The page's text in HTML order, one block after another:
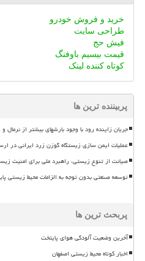
خرید و فروش خودرو
طراحی سایت
فیش حج
قیمت بیسیم باوفنگ
کوتاه کننده لینک
پربیننده ترین ها
جریان زاینده رود با وجود بارشهای بیشتر از
عملیات ایمن سازی زیستگاه گوزن زرد ایرانی در
صیانت از تنوع زیستی، راهبرد ملی برای امنیت
توسعه صنعتی بدون توجه به الزامات محیط زیستی
پربحث ترین ها
آخرین وضعیت آلودگی هوای پایتخت
اخبار کوتاه محیط زیستی اصفهان